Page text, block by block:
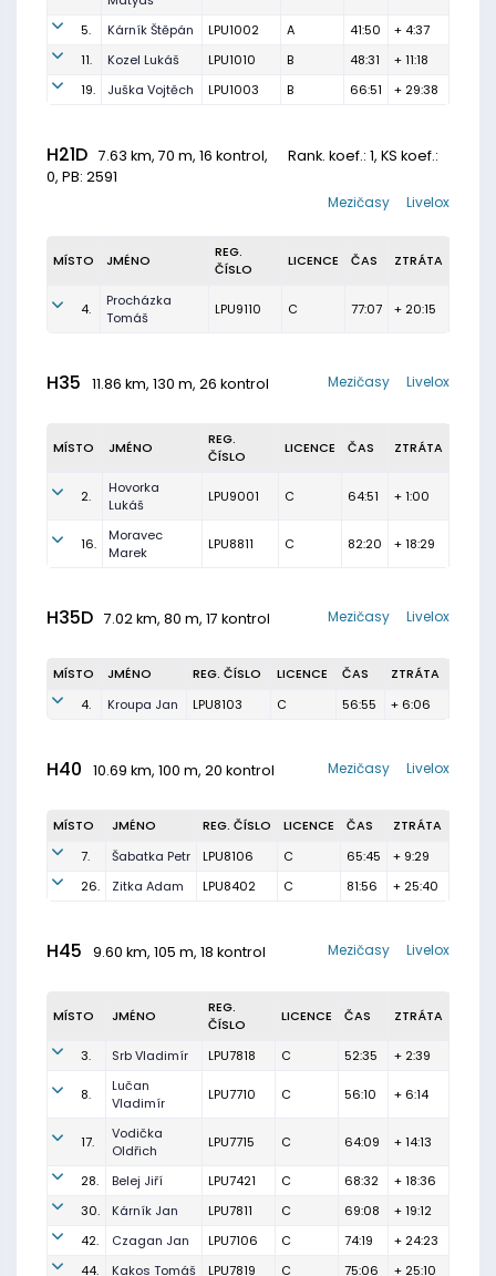
5. Kárník Štěpán LPU1002 A 41:50
+ 4:37
11.
Kozel Lukáš LPU1010 B 48:31
+ 11:18
19.
Juška Vojtěch LPU1003 B 66:51 + 29:38
H21D 7.63 km, 70 m, 16 kontrol, Rank. koef.: 1, KS koef.:
0, PB: 2591
Livelox
Mezičasy
MÍSTO JMÉNO
REG.
ČÍSLO
LICENCE ČAS ZTRÁTA
4.
Procházka
Tomáš
LPU9110 C 77:07 + 20:15
H35 11.86 km, 130 m, 26 kontrol Livelox
Mezičasy
MÍSTO JMÉNO
REG.
ČÍSLO
LICENCE ČAS ZTRÁTA
2.
Hovorka
Lukáš
LPU9001 C 64:51 + 1:00
16.
Moravec
Marek
LPU8811 C 82:20 + 18:29
H35D 7.02 km, 80 m, 17 kontrol Livelox
Mezičasy
MÍSTO JMÉNO REG. ČÍSLO LICENCE ČAS
ZTRÁTA
4.
Kroupa Jan LPU8103 C 56:55 + 6:06
H40 10.69 km, 100 m, 20 kontrol Livelox
Mezičasy
MÍSTO JMÉNO REG. ČÍSLO LICENCE ČAS
ZTRÁTA
7.
Šabatka Petr LPU8106 C 65:45
+ 9:29
26.
Zitka Adam LPU8402 C 81:56 + 25:40
H45 9.60 km, 105 m, 18 kontrol Livelox
Mezičasy
MÍSTO JMÉNO
REG.
ČÍSLO
LICENCE ČAS ZTRÁTA
3. Srb Vladimír LPU7818 C 52:35 + 2:39
8.
Lučan
Vladimír
LPU7710 C 56:10 + 6:14
17.
Vodička
Oldřich
LPU7715 C 64:09 + 14:13
28. Belej Jiří LPU7421 C 68:32
+ 18:36
30.
Kárník Jan LPU7811 C 69:08
+ 19:12
42.
Czagan Jan LPU7106 C 74:19
+ 24:23
44.
Kakos Tomáš LPU7819 C 75:06 + 25:10